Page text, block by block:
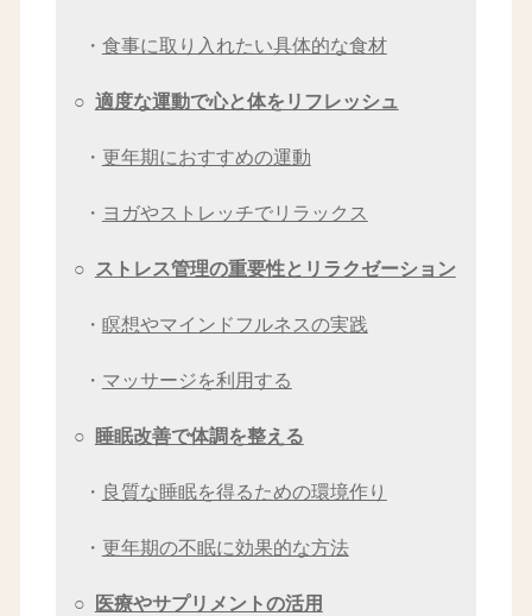
・ 食事に取り入れたい具体的な食材
○ 適度な運動で心と体をリフレッシュ
・ 更年期におすすめの運動
・ ヨガやストレッチでリラックス
○ ストレス管理の重要性とリラクゼーション
・ 瞑想やマインドフルネスの実践
・ マッサージを利用する
○ 睡眠改善で体調を整える
・ 良質な睡眠を得るための環境作り
・ 更年期の不眠に効果的な方法
○ 医療やサプリメントの活用